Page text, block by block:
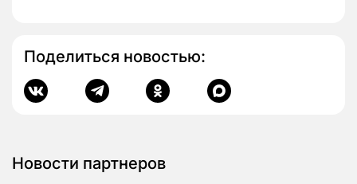
Поделиться новостью:
Новости партнеров